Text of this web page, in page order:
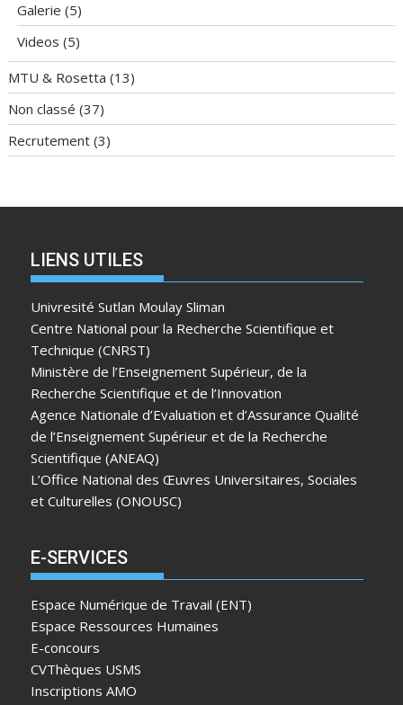
Galerie (5)
Videos (5)
MTU & Rosetta (13)
Non classé (37)
Recrutement (3)
LIENS UTILES
Univresité Sutlan Moulay Sliman
Centre National pour la Recherche Scientifique et
Technique (CNRST)
Ministère de l’Enseignement Supérieur, de la
Recherche Scientifique et de l’Innovation
Agence Nationale d’Evaluation et d’Assurance Qualité
de l’Enseignement Supérieur et de la Recherche
Scientifique (ANEAQ)
L’Office National des Œuvres Universitaires, Sociales
et Culturelles (ONOUSC)
E-SERVICES
Espace Numérique de Travail (ENT)
Espace Ressources Humaines
E-concours
CVThèques USMS
Inscriptions AMO